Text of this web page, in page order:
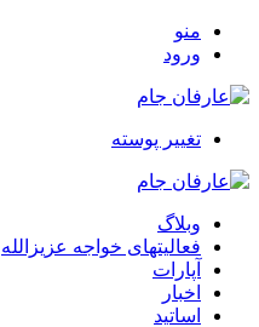
منو
ورود
تغییر پوسته
وبلاگ
فعالیتهای خواجه عزیزالله
آپارات
اخبار
اساتید